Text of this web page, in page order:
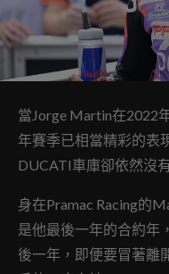
當Jorge Martin在2022
年賽季已相當精彩的表
DUCATI車庫卻依然沒
身在Pramac Racing的
是他最後一年的合約年
後一年，即便要冒著離